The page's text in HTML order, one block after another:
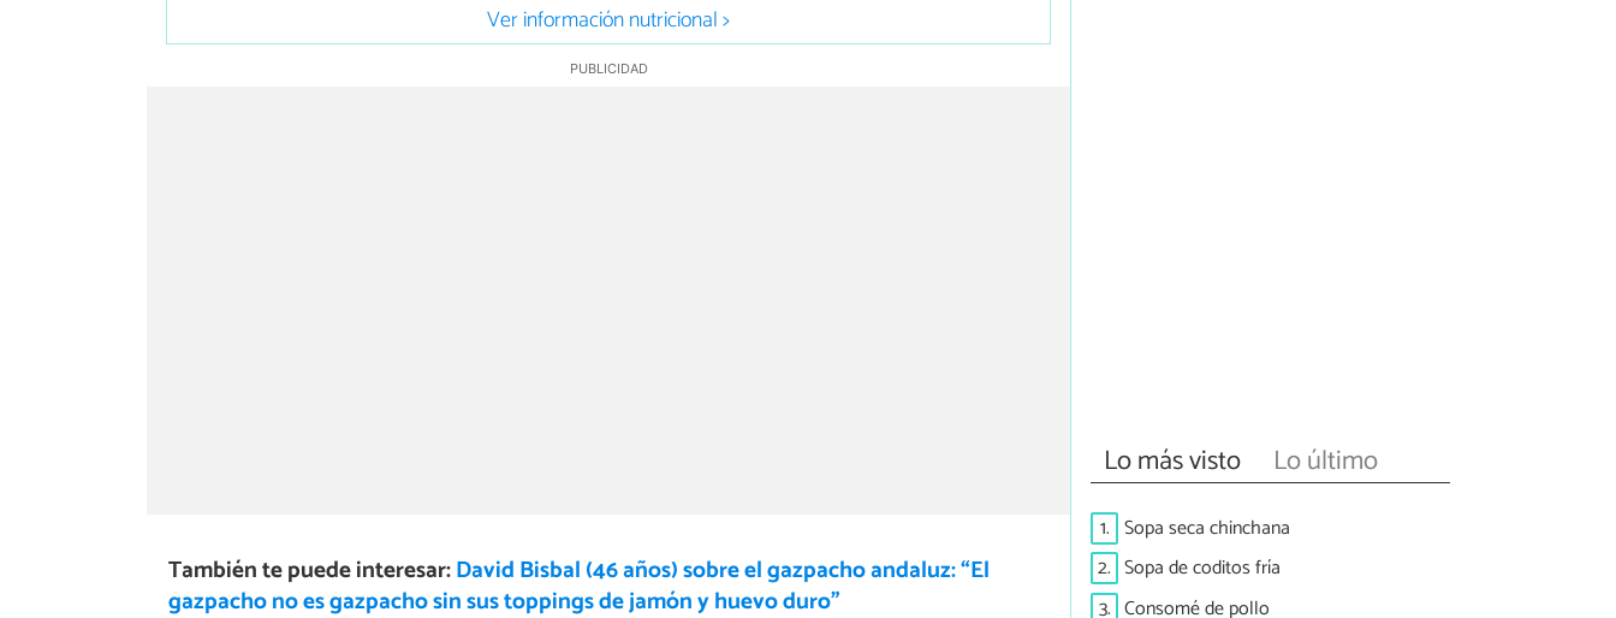
Ver información nutricional >
También te puede interesar:David Bisbal (46 años) sobre el gazpacho andaluz: “El
gazpacho no es gazpacho sin sus toppings de jamón y huevo duro”
Lo más visto Lo último
1. Sopa seca chinchana
2. Sopa de coditos fría
3. Consomé de pollo